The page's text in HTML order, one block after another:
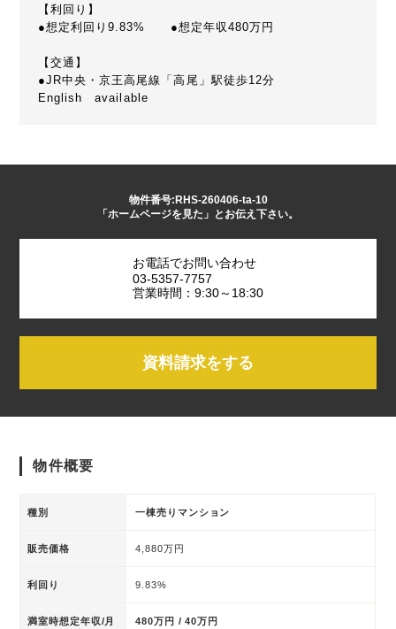
【利回り】
●想定利回り9.83% ●想定年収480万円
【交通】
●JR中央・京王高尾線「高尾」駅徒歩12分
English available
物件番号:RHS-260406-ta-10
「ホームページを見た」とお伝え下さい。
お電話でお問い合わせ
03-5357-7757
営業時間：9:30～18:30
資料請求をする
物件概要
種別 一棟売りマンション
販売価格 4,880万円
利回り 9.83%
満室時想定年収/月
480万円 / 40万円